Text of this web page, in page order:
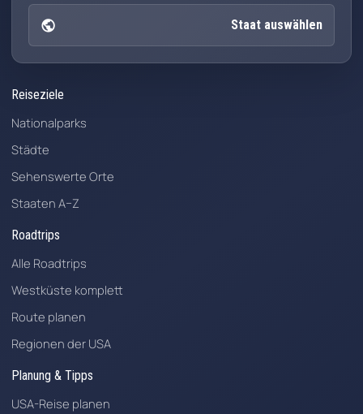
public Staat auswählen
Reiseziele
Nationalparks
Städte
Sehenswerte Orte
Staaten A–Z
Roadtrips
Alle Roadtrips
Westküste komplett
Route planen
Regionen der USA
Planung & Tipps
USA-Reise planen